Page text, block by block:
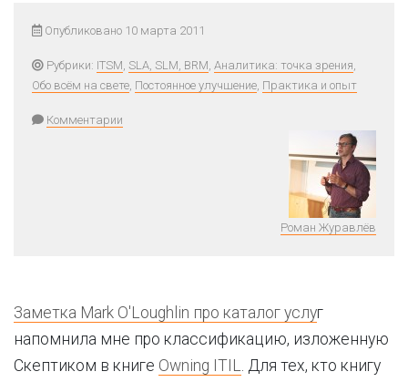
Опубликовано 10 марта 2011
Рубрики: ITSM, SLA, SLM, BRM, Аналитика: точка зрения,
Обо всём на свете, Постоянное улучшение, Практика и опыт
Комментарии
Роман Журавлёв
Заметка Mark O'Loughlin про каталог услуг
напомнила мне про классификацию, изложенную
Скептиком в книге Owning ITIL. Для тех, кто книгу